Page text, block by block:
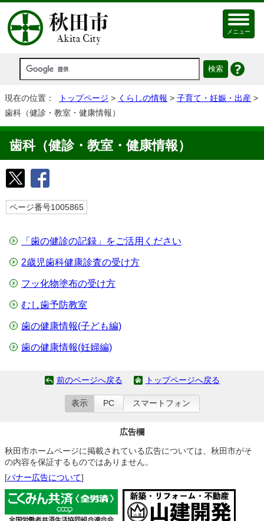
メニュー
現在の位置： トップページ > くらしの情報 > 子育て・妊娠・出産 >
歯科（健診・教室・健康情報）
歯科（健診・教室・健康情報）
ページ番号1005865
「歯の健診の記録」をご活用ください
2歳児歯科健康診査の受け方
フッ化物塗布の受け方
むし歯予防教室
歯の健康情報(子ども編)
歯の健康情報(妊婦編)
前のページへ戻る トップページへ戻る
表示 PC スマートフォン
広告欄
秋田市ホームページに掲載されている広告については、秋田市がそ
の内容を保証するものではありません。
[バナー広告について]